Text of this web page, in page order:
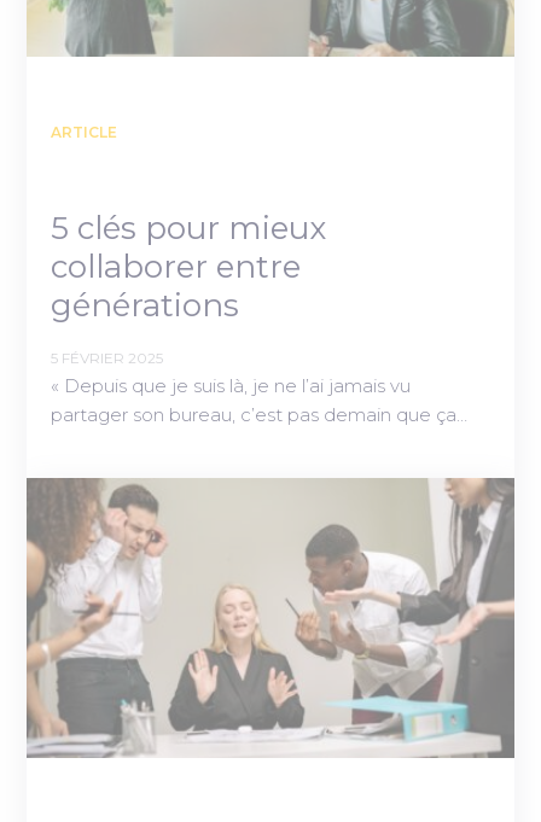
ARTICLE
5 clés pour mieux
collaborer entre
générations
5 FÉVRIER 2025
« Depuis que je suis là, je ne l’ai jamais vu
partager son bureau, c’est pas demain que ça…